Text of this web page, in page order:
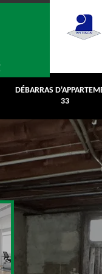
DÉBARRAS
33
Débarras de
cave 33